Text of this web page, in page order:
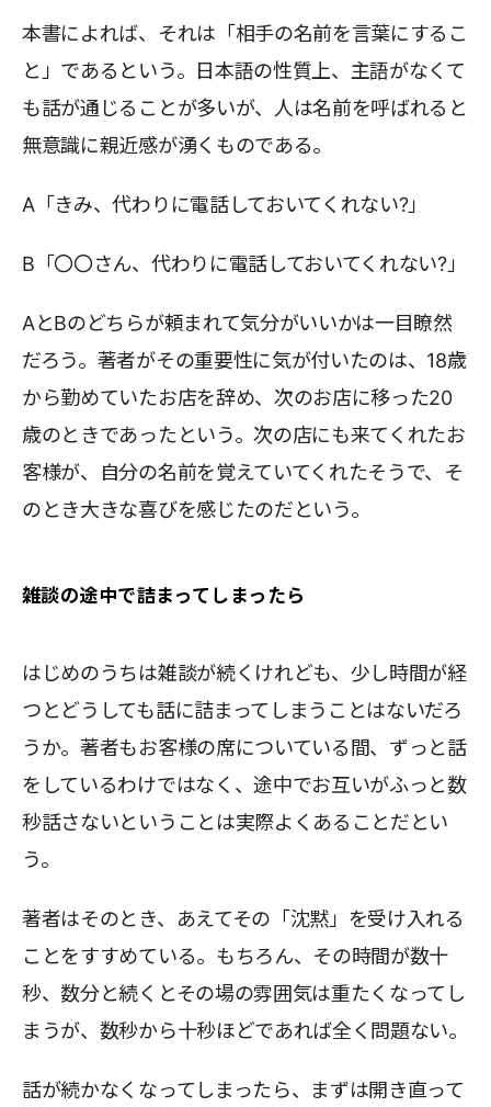
本書によれば、それは「相手の名前を言葉にするこ
と」であるという。日本語の性質上、主語がなくて
も話が通じることが多いが、人は名前を呼ばれると
無意識に親近感が湧くものである。
A「きみ、代わりに電話しておいてくれない?」
B「〇〇さん、代わりに電話しておいてくれない?」
AとBのどちらが頼まれて気分がいいかは一目瞭然
だろう。著者がその重要性に気が付いたのは、18歳
から勤めていたお店を辞め、次のお店に移った20
歳のときであったという。次の店にも来てくれたお
客様が、自分の名前を覚えていてくれたそうで、そ
のとき大きな喜びを感じたのだという。
雑談の途中で詰まってしまったら
はじめのうちは雑談が続くけれども、少し時間が経
つとどうしても話に詰まってしまうことはないだろ
うか。著者もお客様の席についている間、ずっと話
をしているわけではなく、途中でお互いがふっと数
秒話さないということは実際よくあることだとい
う。
著者はそのとき、あえてその「沈黙」を受け入れる
ことをすすめている。もちろん、その時間が数十
秒、数分と続くとその場の雰囲気は重たくなってし
まうが、数秒から十秒ほどであれば全く問題ない。
話が続かなくなってしまったら、まずは開き直って